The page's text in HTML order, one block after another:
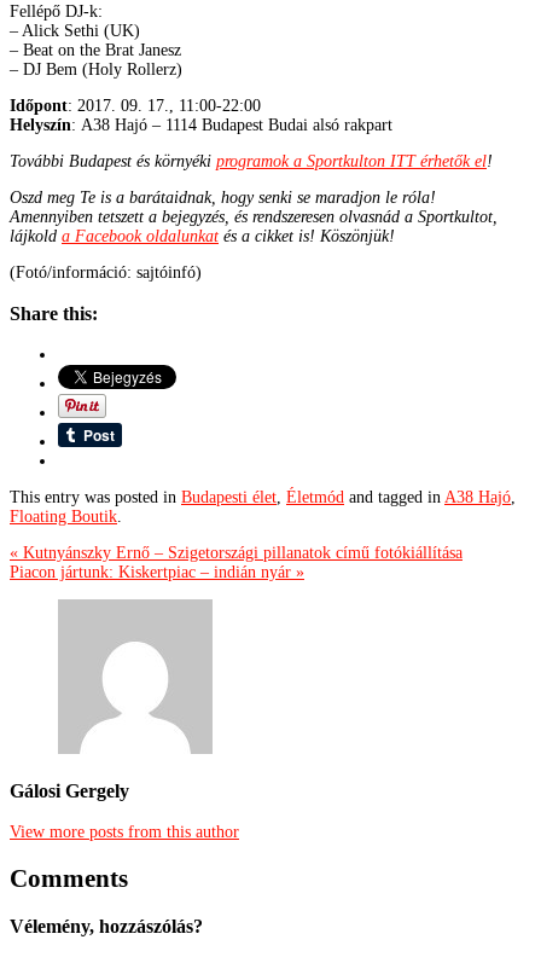
Fellépő DJ-k:
– Alick Sethi (UK)
– Beat on the Brat Janesz
– DJ Bem (Holy Rollerz)
Időpont: 2017. 09. 17., 11:00-22:00
Helyszín: A38 Hajó – 1114 Budapest Budai alsó rakpart
További Budapest és környéki programok a Sportkulton ITT érhetők el!
Oszd meg Te is a barátaidnak, hogy senki se maradjon le róla!
Amennyiben tetszett a bejegyzés, és rendszeresen olvasnád a Sportkultot,
lájkold a Facebook oldalunkat és a cikket is! Köszönjük!
(Fotó/információ: sajtóinfó)
Share this:
This entry was posted in Budapesti élet, Életmód and tagged in A38 Hajó,
Floating Boutik.
« Kutnyánszky Ernő – Szigetországi pillanatok című fotókiállítása
Piacon jártunk: Kiskertpiac – indián nyár »
Gálosi Gergely
View more posts from this author
Comments
Vélemény, hozzászólás?